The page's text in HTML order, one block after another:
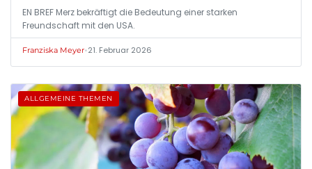
EN BREF Merz bekräftigt die Bedeutung einer starken
Freundschaft mit den USA.
Franziska Meyer•21. Februar 2026
ALLGEMEINE THEMEN